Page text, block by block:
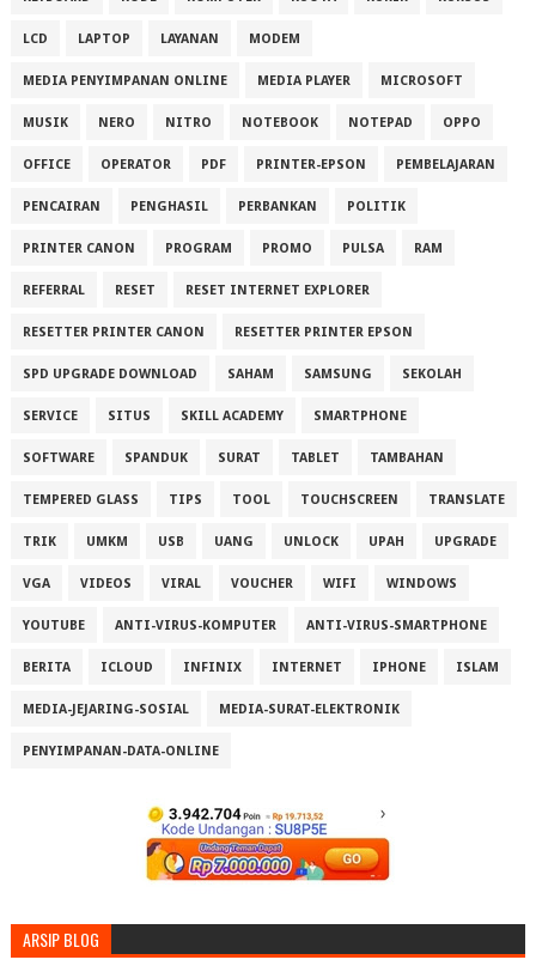
LCD LAPTOP LAYANAN MODEM
MEDIA PENYIMPANAN ONLINE MEDIA PLAYER MICROSOFT
MUSIK NERO NITRO NOTEBOOK NOTEPAD OPPO
OFFICE OPERATOR PDF PRINTER-EPSON PEMBELAJARAN
PENCAIRAN PENGHASIL PERBANKAN POLITIK
PRINTER CANON PROGRAM PROMO PULSA RAM
REFERRAL RESET RESET INTERNET EXPLORER
RESETTER PRINTER CANON RESETTER PRINTER EPSON
SPD UPGRADE DOWNLOAD SAHAM SAMSUNG SEKOLAH
SERVICE SITUS SKILL ACADEMY SMARTPHONE
SOFTWARE SPANDUK SURAT TABLET TAMBAHAN
TEMPERED GLASS TIPS TOOL TOUCHSCREEN TRANSLATE
TRIK UMKM USB UANG UNLOCK UPAH UPGRADE
VGA VIDEOS VIRAL VOUCHER WIFI WINDOWS
YOUTUBE ANTI-VIRUS-KOMPUTER ANTI-VIRUS-SMARTPHONE
BERITA ICLOUD INFINIX INTERNET IPHONE ISLAM
MEDIA-JEJARING-SOSIAL MEDIA-SURAT-ELEKTRONIK
PENYIMPANAN-DATA-ONLINE
ARSIP BLOG